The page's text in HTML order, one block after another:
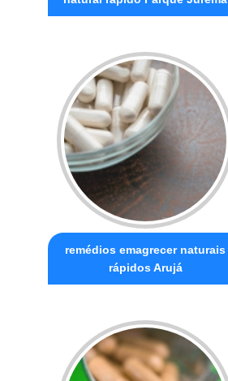
remédios emagrecer naturais
rápidos Arujá